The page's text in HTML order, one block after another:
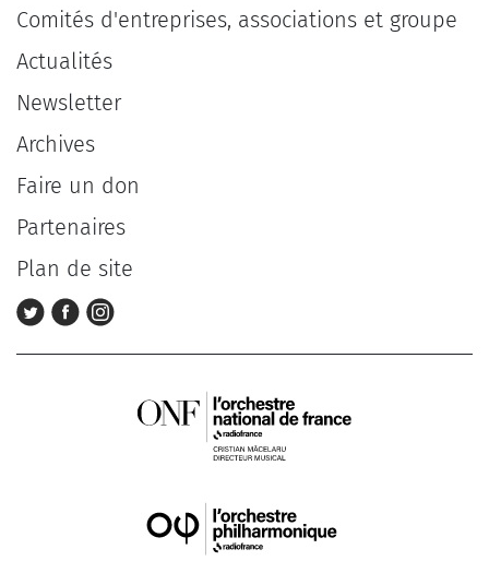
Comités d'entreprises, associations et groupe
Actualités
Newsletter
Archives
Faire un don
Partenaires
Plan de site